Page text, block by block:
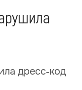
дресс‑код